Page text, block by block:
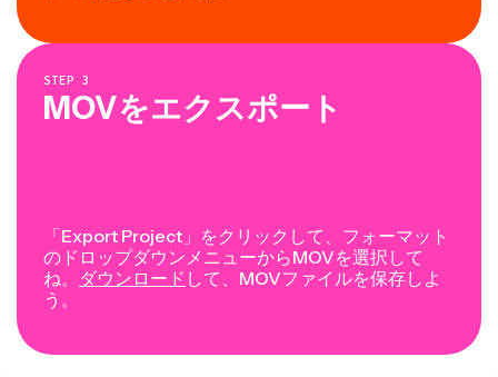
STEP 3
MOVをエクスポート
「Export Project」をクリックして、フォーマット
のドロップダウンメニューからMOVを選択して
ね。 ダウンロード して、MOVファイルを保存しよ
う。